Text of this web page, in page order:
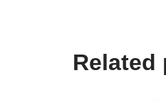
Related